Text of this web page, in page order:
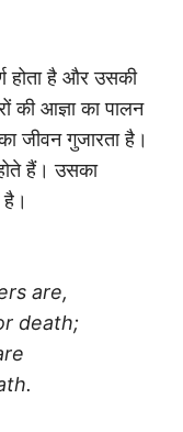
होता है और उसकी
की आज्ञा का पालन
जीवन गुजारता है।
हैं। उसका
है।
are,
death;